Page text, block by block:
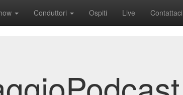
Conduttori Ospiti Live Contattaci